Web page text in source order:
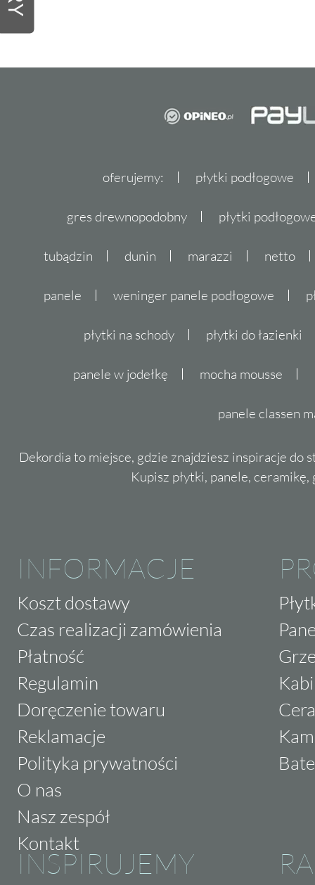
oferujemy: płytki podłogowe
gres drewnopodobny płytki
tubądzin dunin marazzi netto
panele weninger panele podłogowe
płytki na schody płytki do łazienki
panele w jodełkę mocha mousse
panele classen
Dekordia to miejsce, gdzie znajdziesz inspiracje do
Kupisz płytki, panele,
INFORMACJE
Koszt dostawy
Czas realizacji zamówienia
Płatność
Regulamin
Doręczenie towaru
Reklamacje
Polityka prywatności
O nas
Nasz zespół
Kontakt
INSPIRUJEMY